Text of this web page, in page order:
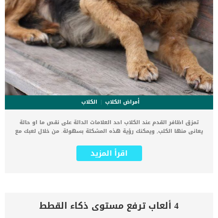
أمراض الكلاب
الكلاب
تمزق اظافر القدم عند الكلاب احد العلامات الدالة على نقص ما او حالة
يعانى منها الكلب, ويمكنك رؤية هذه المشكلة بسهولة. من خلال لعبك مع
العلامة. كما هو الحال مع البشر, يجب الاعتناء والاهتمام الكامل باظافر
كلبك, وقصها بشكل منتظم سواء فى المنزل او فى العيادة البيطرية. اقرا
يجب أن تكون حريصًا جدًا على عدم قصها كثيرًا, واذا لاحظت نزيفا من
الاظافر فعليك ان تتوجه الى الطبيب البيطرى. يتسبب تمزق اظافر الكلب
اقرأ المزيد
4 ألعاب ترفع مستوى ذكاء القطط